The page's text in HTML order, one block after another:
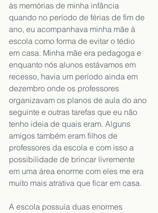
às memórias de minha infância
quando no período de férias de fim de
ano, eu acompanhava minha mãe à
escola como forma de evitar o tédio
em casa. Minha mãe era pedagoga e
enquanto nós alunos estávamos em
recesso, havia um período ainda em
dezembro onde os professores
organizavam os planos de aula do ano
seguinte e outras tarefas que eu não
tenho ideia de quais eram. Alguns
amigos também eram filhos de
professores da escola e com isso a
possibilidade de brincar livremente
em uma área enorme com eles me era
muito mais atrativa que ficar em casa.
A escola possuía duas enormes